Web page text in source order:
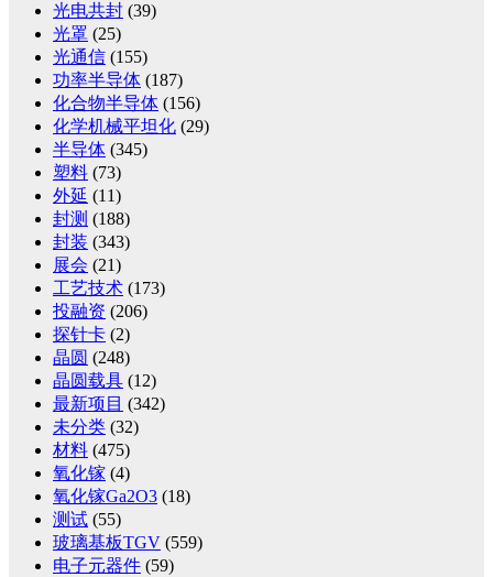
光电共封 (39)
光罩 (25)
光通信 (155)
功率半导体 (187)
化合物半导体 (156)
化学机械平坦化 (29)
半导体 (345)
塑料 (73)
外延 (11)
封测 (188)
封装 (343)
展会 (21)
工艺技术 (173)
投融资 (206)
探针卡 (2)
晶圆 (248)
晶圆载具 (12)
最新项目 (342)
未分类 (32)
材料 (475)
氧化镓 (4)
氧化镓Ga2O3 (18)
测试 (55)
玻璃基板TGV (559)
电子元器件 (59)